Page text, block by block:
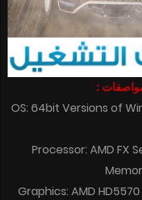
:
OS: 64bit Versions of
Processor: AMD FX
Graphics: AMD